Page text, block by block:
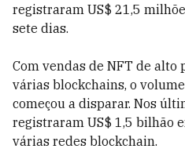
registraram US$ 21,5
sete dias.
Com vendas de NFT de
várias blockchains, o
começou a disparar. Nos
registraram US$ 1,5 bilhão
várias redes blockchain.